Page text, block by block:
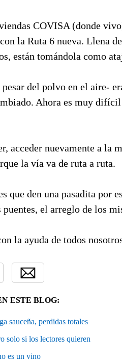
COVISA (donde
la Ruta 6 nueva. Llena
están tomándola como
del polvo en el aire-
Ahora es muy
acceder nuevamente a la
la vía va de ruta a ruta.
que den una pasadita por
el arreglo de los
la ayuda de todos
ESTE BLOG:
sauceña, perdidas totales
solo si los lectores quieren
es un vino